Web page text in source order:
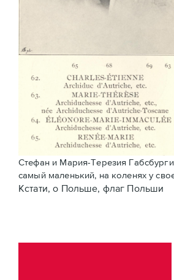
Стефан и Мария-Терезия
самый маленький, на коленях у
Кстати, о Польше, флаг Польши